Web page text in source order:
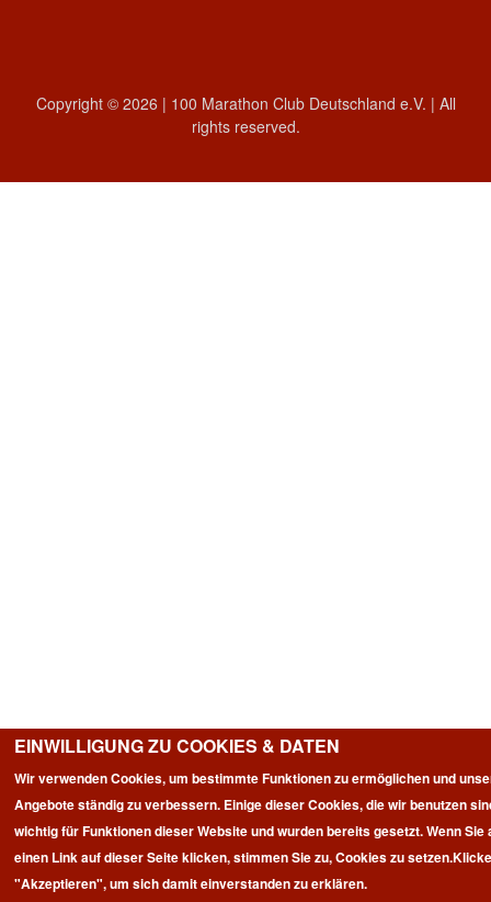
Copyright © 2026 | 100 Marathon Club Deutschland e.V. | All
rights reserved.
EINWILLIGUNG ZU COOKIES & DATEN
Wir verwenden Cookies, um bestimmte Funktionen zu ermöglichen und
Angebote ständig zu verbessern. Einige dieser Cookies, die wir benutzen
wichtig für Funktionen dieser Website und wurden bereits gesetzt. Wenn Sie
einen Link auf dieser Seite klicken, stimmen Sie zu, Cookies zu setzen.
"Akzeptieren", um sich damit einverstanden zu erklären.